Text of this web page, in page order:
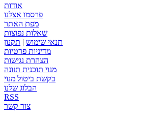
אודות
פרסמו אצלנו
מפת האתר
שאלות נפוצות
תנאי שימוש | תקנון
מדיניות פרטיות
הצהרת נגישות
מנוי תוכנית תזונה
בקשת ביטול מנוי
הבלוג שלנו
RSS
צור קשר